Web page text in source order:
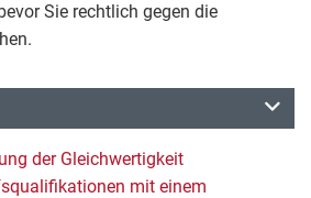
Sie rechtlich gegen die
der Gleichwertigkeit
mit einem